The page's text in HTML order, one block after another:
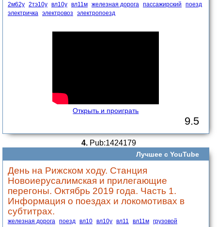
2м62у 2тэ10у вл10у вл11м железная дорога пассажирский
поезд
электричка
электровоз электропоезд
Открыть и проиграть
9.5
4.Pub:1424179
Лучшее с YouTube
День на Рижском ходу. Станция
Новоиерусалимская и прилегающие
перегоны. Октябрь 2019 года. Часть 1.
Информация о поездах и локомотивах в
субтитрах.
железная дорога поезд вл10 вл10у вл11 вл11м грузовой